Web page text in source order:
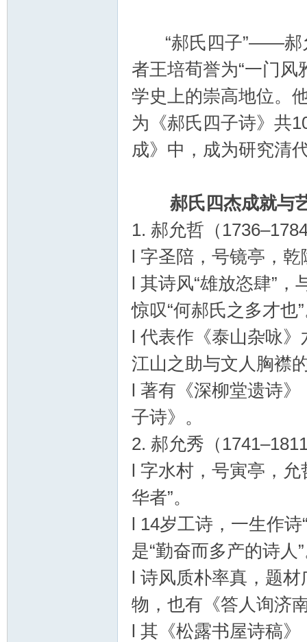
“郝氏四子”——郝
者王培荀誉为“一门风
学史上的崇高地位。
为《郝氏四子诗》共
成》中，成为研究清
郝氏四杰成就与
1. 郝允哲（
l 字圣陪，号镜亭，
l 其诗风“雄放恣肆”，
惊叹“何郝氏之多才也
l 代表作《泰山杂咏
江山之助与文人胸襟
l 著有《深柳堂遗诗
子诗》。
2. 郝允秀（
l 字水村，号寅亭，
华者”。
l 14岁工诗，一生作
是“勤奋而多产的诗人
l 诗风质朴率真，题
物，也有《答人询济
l 其《松露书屋诗稿